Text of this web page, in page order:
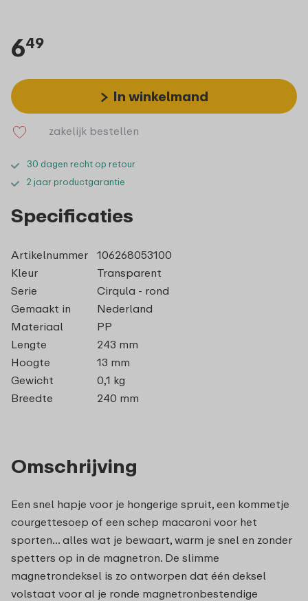
649
In winkelmand
zakelijk bestellen
30 dagen recht op retour
2 jaar productgarantie
Omschrijving
Een snel hapje voor je hongerige spruit, een kommetje
courgettesoep of een schep macaroni voor het
sporten… alles wat je bewaart, warm je snel en zonder
spetters op in de magnetron. De slimme
magnetrondeksel is zo ontworpen dat één deksel
volstaat voor al je ronde magnetronbestendige
Specificaties
Artikelnummer
106268053100
Kleur
Transparent
Serie
Cirqula - rond
Gemaakt in
Nederland
Materiaal
PP
Lengte
243 mm
Hoogte
13 mm
Gewicht
0,1 kg
Breedte
240 mm